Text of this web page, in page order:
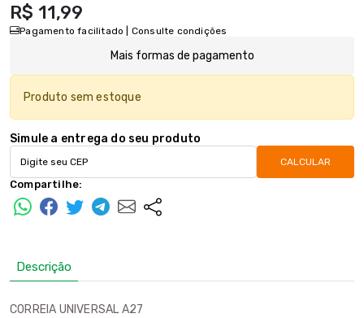
R$ 11,99
Pagamento facilitado | Consulte condições
Mais formas de pagamento
Produto sem estoque
Simule a entrega do seu produto
CALCULAR
Compartilhe:
Descrição
CORREIA UNIVERSAL A27